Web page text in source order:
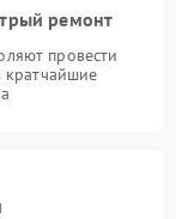
ремонт
провести
кратчайшие